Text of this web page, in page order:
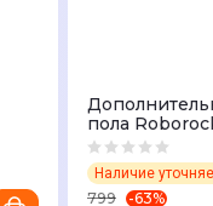
пола
system Pure/
Наличие
799 -63%